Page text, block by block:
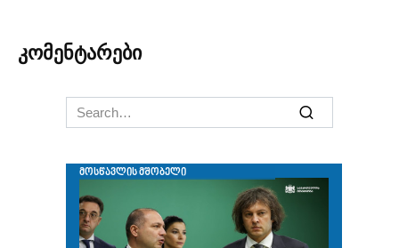
კომენტარები
Search
for: